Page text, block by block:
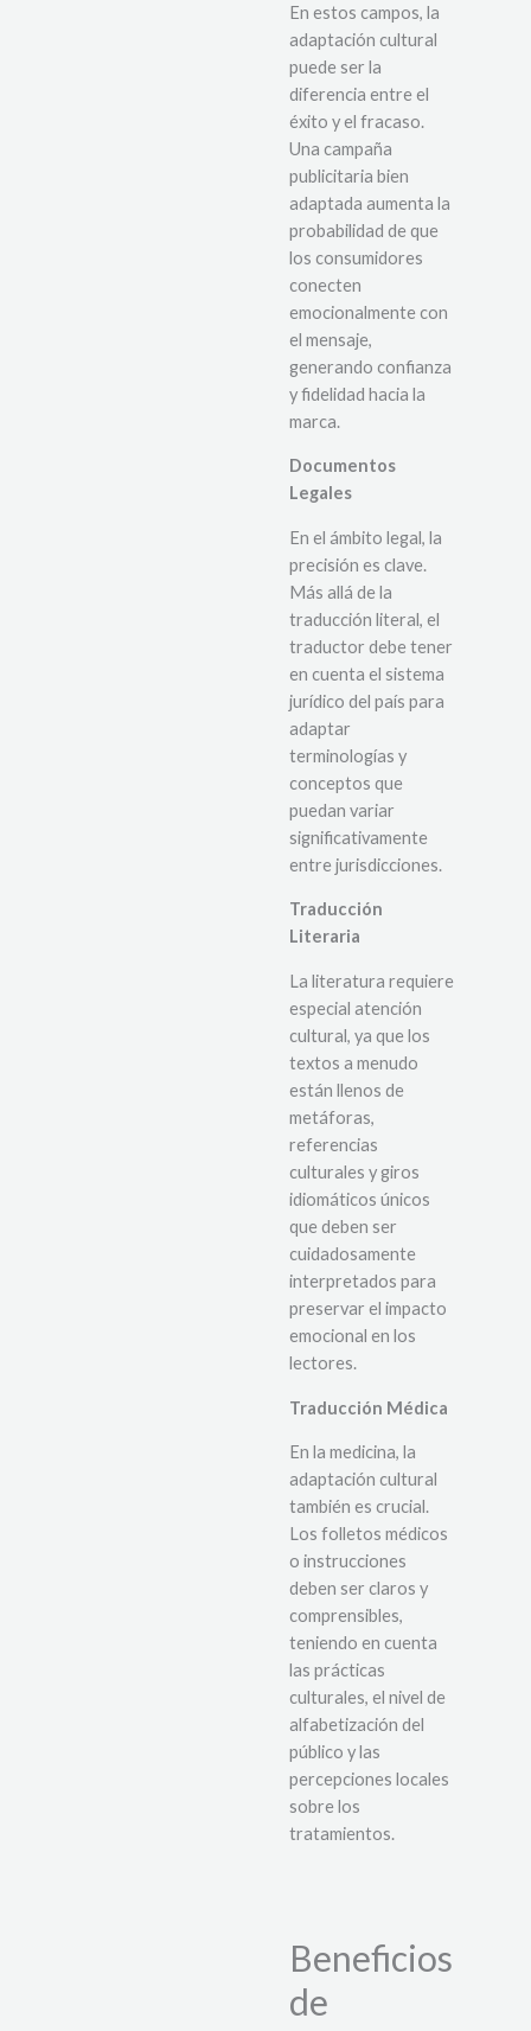
En estos campos, la
adaptación cultural
puede ser la
diferencia entre el
éxito y el fracaso.
Una campaña
publicitaria bien
adaptada aumenta la
probabilidad de que
los consumidores
conecten
emocionalmente con
el mensaje,
generando confianza
y fidelidad hacia la
marca.
Documentos
Legales
En el ámbito legal, la
precisión es clave.
Más allá de la
traducción literal, el
traductor debe tener
en cuenta el sistema
jurídico del país para
adaptar
terminologías y
conceptos que
puedan variar
significativamente
entre jurisdicciones.
Traducción
Literaria
La literatura requiere
especial atención
cultural, ya que los
textos a menudo
están llenos de
metáforas,
referencias
culturales y giros
idiomáticos únicos
que deben ser
cuidadosamente
interpretados para
preservar el impacto
emocional en los
lectores.
Traducción Médica
En la medicina, la
adaptación cultural
también es crucial.
Los folletos médicos
o instrucciones
deben ser claros y
comprensibles,
teniendo en cuenta
las prácticas
culturales, el nivel de
alfabetización del
público y las
percepciones locales
sobre los
tratamientos.
Beneficios
de